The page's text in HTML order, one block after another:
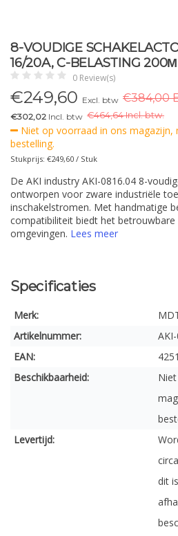
8-VOUDIGE
16/20A, C-BELASTING
0 Review(s)
€249,60 Excl. btw €384,00
€302,02 Incl. btw €464,64 Incl. btw.
Niet op voorraad in ons magazijn,
bestelling.
Stukprijs: €249,60 / Stuk
De AKI industry AKI-0816.04 8-
ontworpen voor zware industriële
inschakelstromen. Met handmatige
compatibiliteit biedt het betrouwbare
omgevingen. Lees meer
Specificaties
Merk:
Artikelnummer:
EAN:
Beschikbaarheid:
Levertijd:
dit